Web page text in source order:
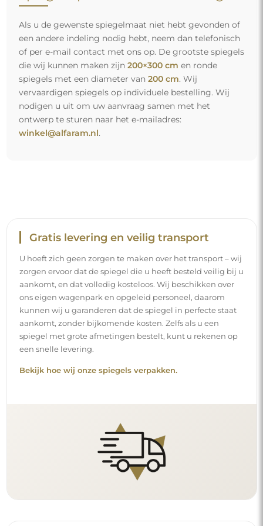
Als u de gewenste spiegelmaat niet hebt gevonden of
een andere indeling nodig hebt, neem dan telefonisch
of per e-mail contact met ons op. De grootste spiegels
die wij kunnen maken zijn 200×300 cm en ronde
spiegels met een diameter van 200 cm. Wij
vervaardigen spiegels op individuele bestelling. Wij
nodigen u uit om uw aanvraag samen met het
ontwerp te sturen naar het e-mailadres:
winkel@alfaram.nl.
Gratis levering en veilig transport
U hoeft zich geen zorgen te maken over het transport – wij
zorgen ervoor dat de spiegel die u heeft besteld veilig bij u
aankomt, en dat volledig kosteloos. Wij beschikken over
ons eigen wagenpark en opgeleid personeel, daarom
kunnen wij u garanderen dat de spiegel in perfecte staat
aankomt, zonder bijkomende kosten. Zelfs als u een
spiegel met grote afmetingen bestelt, kunt u rekenen op
een snelle levering.
Bekijk hoe wij onze spiegels verpakken.